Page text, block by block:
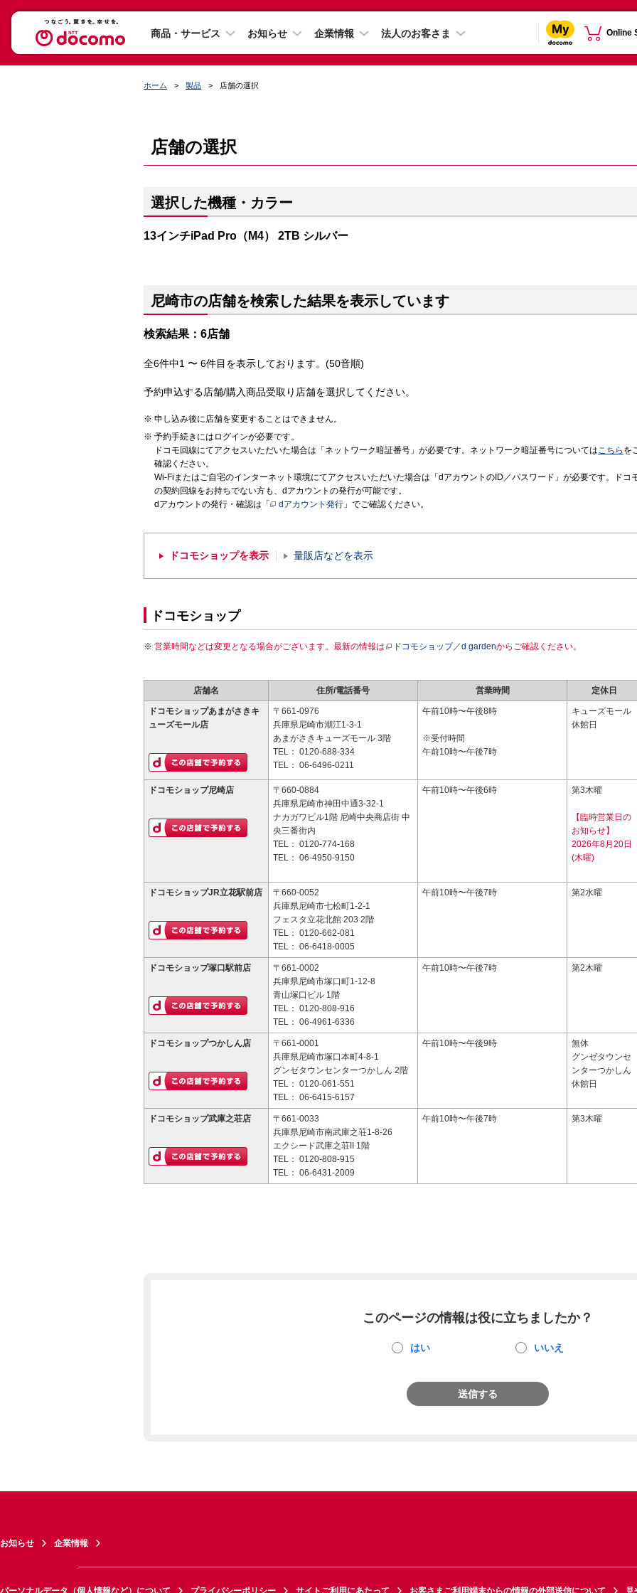
商品・サービス お知らせ 企業情報 法人のお客さま Online
ホーム 製品 店舗の選択
店舗の選択
選択した機種・カラー
13インチiPad Pro（M4） 2TB シルバー
尼崎市の店舗を検索した結果を表示しています
検索結果：6店舗
全6件中1 〜 6件目を表示しております。(50音順)
予約申込する店舗/購入商品受取り店舗を選択してください。
申し込み後に店舗を変更することはできません。
予約手続きにはログインが必要です。
ドコモ回線にてアクセスいただいた場合は「ネットワーク暗証番号」が必要です。ネットワーク暗証番号についてはこちら を
確認ください。
Wi-Fiまたはご自宅のインターネット環境にてアクセスいただいた場合は「dアカウントのID／パスワード」が必要です。ドコ
の契約回線をお持ちでない方も、dアカウントの発行が可能です。
dアカウントの発行・確認は「
dアカウント発行 」でご確認ください。
ドコモショップを表示 量販店などを表示
ドコモショップ
営業時間などは変更となる場合がございます。最新の情報は ドコモショップ／d gardenからご確認ください。
店舗名 住所/電話番号 営業時間 定休日
ドコモショップあまがさきキ
ューズモール店
〒661-0976
兵庫県尼崎市潮江1-3-1
あまがさきキューズモール 3階
TEL： 0120-688-334
TEL： 06-6496-0211
午前10時〜午後8時
※受付時間
午前10時〜午後7時
キューズモール
休館日
ドコモショップ尼崎店
〒660-0884
兵庫県尼崎市神田中通3-32-1
ナカガワビル1階 尼崎中央商店街 中
央三番街内
TEL： 0120-774-168
TEL： 06-4950-9150
午前10時〜午後6時 第3木曜
【臨時営業日の
お知らせ】
2026年8月20日
(木曜)
ドコモショップJR立花駅前店
〒660-0052
兵庫県尼崎市七松町1-2-1
フェスタ立花北館 203 2階
TEL： 0120-662-081
TEL： 06-6418-0005
午前10時〜午後7時 第2水曜
ドコモショップ塚口駅前店
〒661-0002
兵庫県尼崎市塚口町1-12-8
青山塚口ビル 1階
TEL： 0120-808-916
TEL： 06-4961-6336
午前10時〜午後7時 第2木曜
ドコモショップつかしん店
〒661-0001
兵庫県尼崎市塚口本町4-8-1
グンゼタウンセンターつかしん 2階
TEL： 0120-061-551
TEL： 06-6415-6157
午前10時〜午後9時
無休
グンゼタウンセ
ンターつかしん
休館日
ドコモショップ武庫之荘店
〒661-0033
兵庫県尼崎市南武庫之荘1-8-26
エクシード武庫之荘II 1階
TEL： 0120-808-915
TEL： 06-6431-2009
午前10時〜午後7時 第3木曜
このページの情報は役に立ちましたか？
はい いいえ
送信する
お知らせ 企業情報
パーソナルデータ（個人情報など）について プライバシーポリシー サイトご利用にあたって お客さまご利用端末からの情報の外部送信について 見